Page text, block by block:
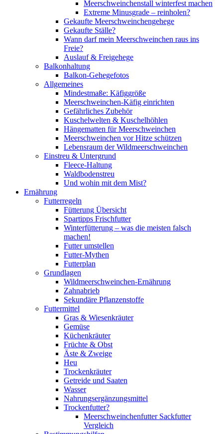
Meerschweinchenstall winterfest machen
Extreme Minusgrade – reinholen?
Gekaufte Meerschweinchengehege
Gekaufte Ställe?
Wann darf mein Meerschweinchen raus ins
Freie?
Auslauf & Freigehege
Balkonhaltung
Balkon-Gehegefotos
Allgemeines
Mindestmaße: Käfiggröße
Meerschweinchen-Käfig einrichten
Gefährliches Zubehör
Kuschelwelten & Kuschelhöhlen
Hängematten für Meerschweinchen
Meerschweinchen vor Hitze schützen
Lebensraum der Wildmeerschweinchen
Einstreu & Untergrund
Fleece-Haltung
Waldbodenstreu
Und wohin mit dem Mist?
Ernährung
Futterregeln
Fütterung Übersicht
Spartipps Frischfutter
Winterfütterung – was die meisten falsch
machen!
Futter umstellen
Futter-Mythen
Futterplan
Grundlagen
Wildmeerschweinchen-Ernährung
Zahnabrieb
Sekundäre Pflanzenstoffe
Futtermittel
Gras & Wiesenkräuter
Gemüse
Küchenkräuter
Früchte & Obst
Äste & Zweige
Heu
Trockenkräuter
Getreide und Saaten
Wasser
Nahrungsergänzungsmittel
Trockenfutter?
Meerschweinchenfutter Sackfutter
Vergleich